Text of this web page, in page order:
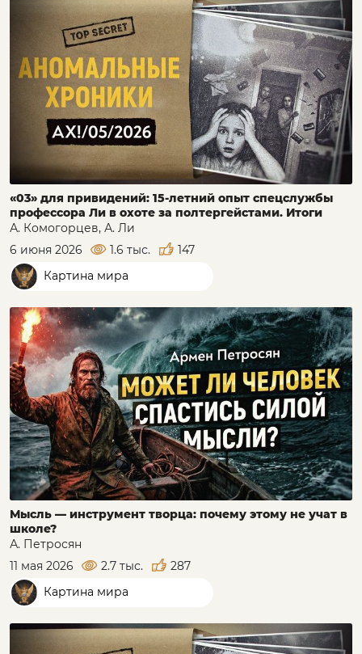
«03» для привидений: 15-летний опыт спецслужбы
профессора Ли в охоте за полтергейстами. Итоги
А. Комогорцев, А. Ли
6 июня 2026
1.6 тыс.
147
Картина мира
Мысль — инструмент творца: почему этому не учат в
школе?
А. Петросян
11 мая 2026
2.7 тыс.
287
Картина мира